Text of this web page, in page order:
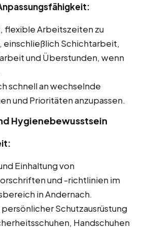
flexible Arbeitszeiten zu
Schichtarbeit,
und Überstunden, wenn
schnell an wechselnde
und Prioritäten anzupassen.
Hygienebewusstsein
Einhaltung von
und -richtlinien im
in Andernach.
Schutzausrüstung
Handschuhen